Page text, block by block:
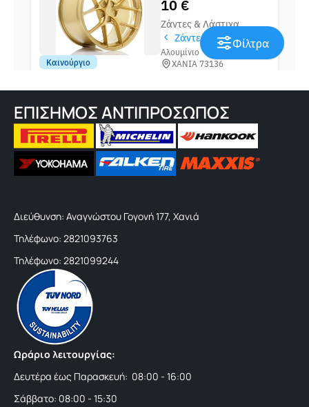
ΕΠΙΣΗΜΟΣ ΑΝΤΙΠΡΟΣΩΠΟΣ
Διεύθυνση: Αναγνώστου Γογονή 177, Χανιά
Τηλέφωνο: 2821093763
Τηλέφωνο: 2821099244
Ωράριο λειτουργίας:
Δευτέρα έως Παρασκευή: 08:00 - 16:00
Σάββατο: 08:00 - 15:30